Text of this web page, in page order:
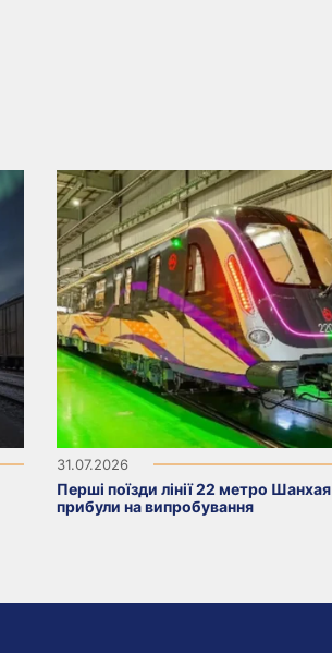
31.07.2026
Перші поїзди лінії 22 метро Шанхая
прибули на випробування